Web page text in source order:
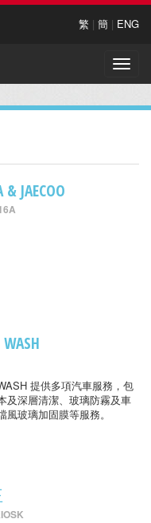
繁 | 簡 | ENG
Toggle
JAECOO
提供多項汽車服務，包
及深層清潔、玻璃防霧及車
風玻璃加固膜等服務。